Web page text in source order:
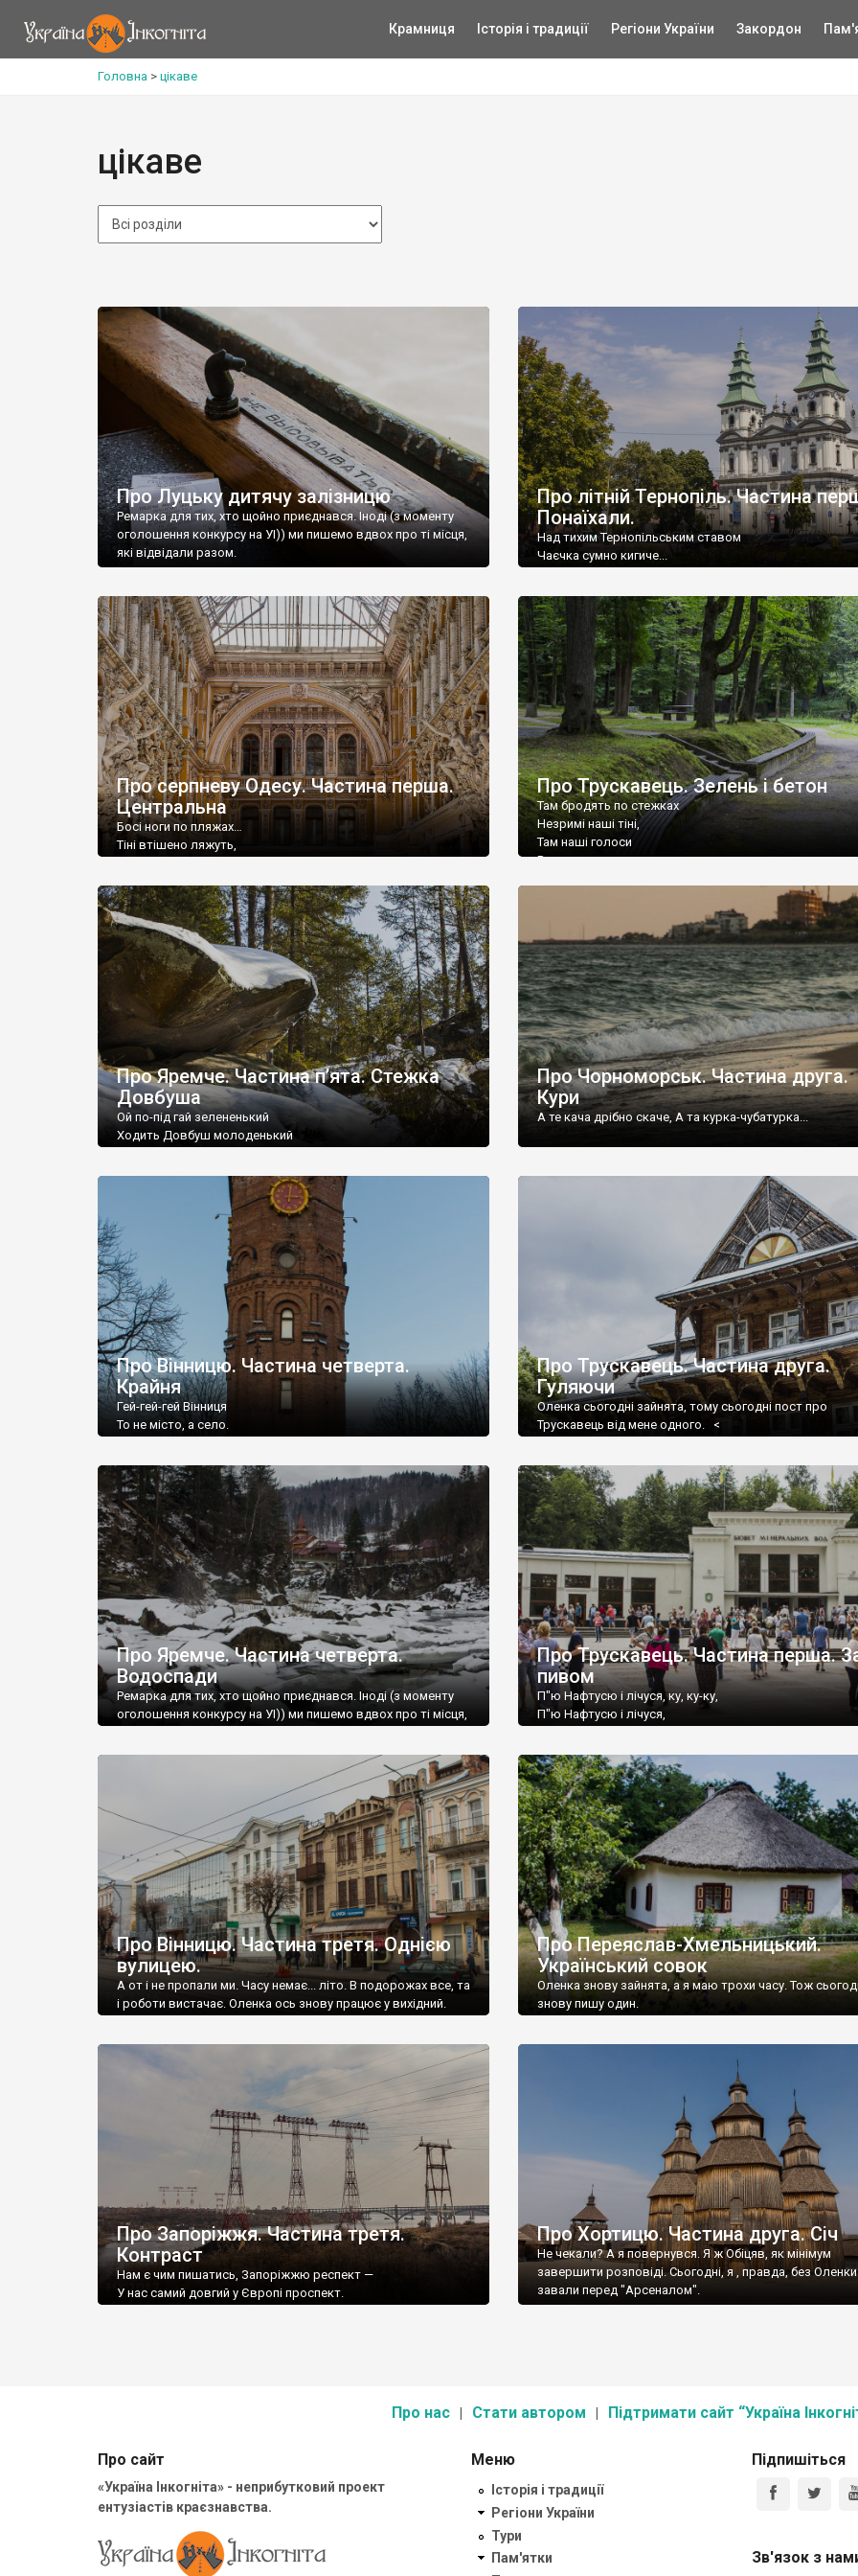
Крамниця Історія і традиції Регіони України Закордон
Головна > цікаве
цікаве
Про Луцьку дитячу залізницю
Ремарка для тих, хто щойно приєднався. Іноді (з моменту
оголошення конкурсу на УІ)) ми пишемо вдвох про ті місця,
які відвідали разом.
Про літній Тернопіль. Частина
Понаїхали.
Над тихим Тернопільським ставом
Чаєчка сумно кигиче...
Про серпневу Одесу. Частина перша.
Центральна
Босі ноги по пляжах…
Тіні втішено ляжуть,
Про Трускавець. Зелень і бетон
Там бродять по стежках
Незримі наші тіні,
Там наші голоси
Вже не належать нам.
Про Яремче. Частина п’ята. Стежка
Довбуша
Ой по-під гай зелененький
Ходить Довбуш молоденький
Про Чорноморськ. Частина друга.
Кури
А те кача дрібно скаче, А та курка-чубатурка...
Про Вінницю. Частина четверта.
Крайня
Гей-гей-гей Вінниця
То не місто, а село.
Про Трускавець. Частина друга.
Гуляючи
Оленка сьогодні зайнята, тому сьогодні пост про
Трускавець від мене одного. <
Про Яремче. Частина четверта.
Водоспади
Ремарка для тих, хто щойно приєднався. Іноді (з моменту
оголошення конкурсу на УІ)) ми пишемо вдвох про ті місця,
Про Трускавець. Частина перша.
пивом
П"ю Нафтусю і лічуся, ку, ку-ку,
П"ю Нафтусю і лічуся,
Про Вінницю. Частина третя. Однією
вулицею.
А от і не пропали ми. Часу немає... літо. В подорожах все, та
і роботи вистачає. Оленка ось знову працює у вихідний.
Про Переяслав-Хмельницький.
Український совок
Оленка знову зайнята, а я маю трохи часу. Тож
знову пишу один.
Про Запоріжжя. Частина третя.
Контраст
Нам є чим пишатись, Запоріжжю респект —
У нас самий довгий у Європі проспект.
Про Хортицю. Частина друга. Січ
Не чекали? А я повернувся. Я ж Обіцяв, як мінімум
завершити розповіді. Сьогодні, я , правда, без
завали перед "Арсеналом".
Про нас Стати автором Підтримати сайт “Україна
Про сайт
«Україна Інкогніта» - неприбутковий проект
ентузіастів краєзнавства.
Меню
Історія і традиції
Регіони України
Тури
Пам'ятки
Підпишіться
Зв'язок з